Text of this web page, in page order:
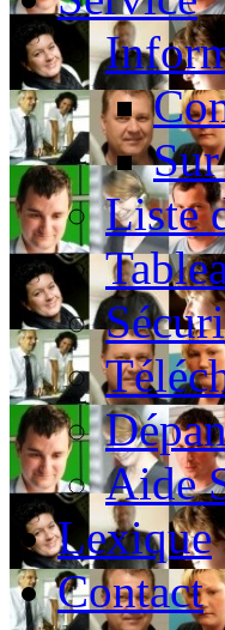
Liste
Aide
Lexique
Contact